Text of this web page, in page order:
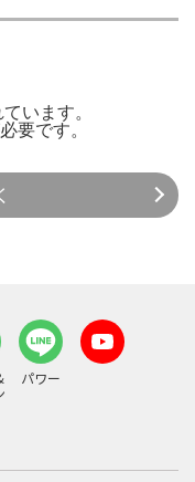
います。
要です。
パワー